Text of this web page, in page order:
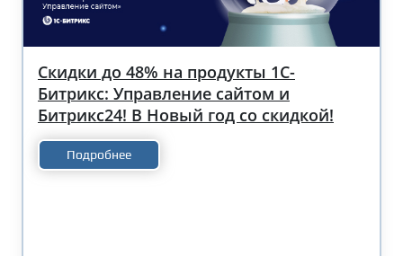
Скидки до 48% на продукты 1С-
Битрикс: Управление сайтом и
Битрикс24! В Новый год со скидкой!
Подробнее